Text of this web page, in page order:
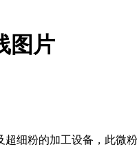
图片
超细粉的加工设备，此微